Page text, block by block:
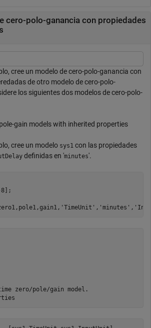
cero-polo-ganancia con propiedades
cree un modelo de cero-polo-ganancia con
de otro modelo de cero-polo-
los siguientes dos modelos de cero-polo-
gain models with inherited properties
cree un modelo sys1 con las propiedades
definidas en 'minutes'.
8];
'TimeUnit' , 'minutes' ,
zero/pole/gain model.